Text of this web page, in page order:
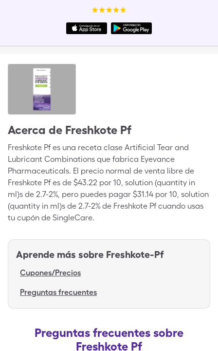
Acerca de Freshkote Pf
Freshkote Pf es una receta clase Artificial Tear and
Lubricant Combinations que fabrica Eyevance
Pharmaceuticals. El precio normal de venta libre de
Freshkote Pf es de $43.22 por 10, solution (quantity in
ml)s de 2.7-2%, pero puedes pagar $31.14 por 10, solution
(quantity in ml)s de 2.7-2% de Freshkote Pf cuando usas
tu cupón de SingleCare.
Aprende más sobre Freshkote-Pf
Cupones/Precios
Preguntas frecuentes
Preguntas frecuentes sobre
Freshkote Pf